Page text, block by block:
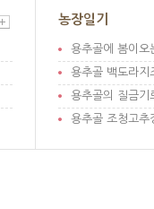
농장일기
용추골에 봄이오
용추골 백도라지
용추골의 질금기
용추골 조청고추